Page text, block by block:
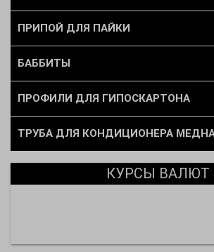
ПРИПОЙ ДЛЯ ПАЙКИ
БАББИТЫ
ПРОФИЛИ ДЛЯ ГИПОСКАРТОНА
ТРУБА ДЛЯ КОНДИЦИОНЕРА
КУРСЫ ВАЛЮТ